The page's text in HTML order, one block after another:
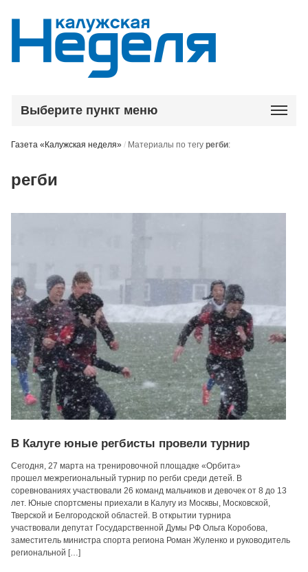
Выберите пункт меню
Газета «Калужская неделя» / Материалы по тегурегби:
регби
В Калуге юные регбисты провели турнир
Сегодня, 27 марта на тренировочной площадке «Орбита»
прошел межрегиональный турнир по регби среди детей. В
соревнованиях участвовали 26 команд мальчиков и девочек от 8 до 13
лет. Юные спортсмены приехали в Калугу из Москвы, Московской,
Тверской и Белгородской областей. В открытии турнира
участвовали депутат Государственной Думы РФ Ольга Коробова,
заместитель министра спорта региона Роман Жуленко и руководитель
региональной […]